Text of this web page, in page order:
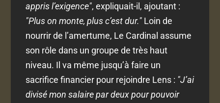
appris l’exigence", expliquait-il, ajoutant :
"Plus on monte, plus c’est dur." Loin de
nourrir de l’amertume, Le Cardinal assume
son rôle dans un groupe de très haut
niveau. Il va même jusqu’à faire un
sacrifice financier pour rejoindre Lens : "J’ai
divisé mon salaire par deux pour pouvoir